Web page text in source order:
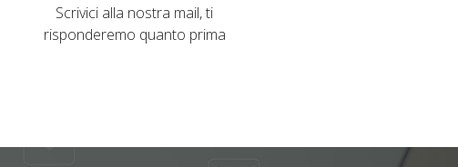
Scrivici alla nostra mail, ti
risponderemo quanto prima